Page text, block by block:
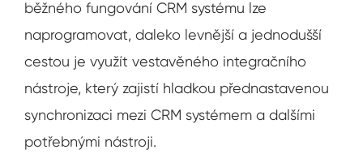
běžného fungování CRM systému lze
naprogramovat, daleko levnější a jednodušší
cestou je využít vestavěného integračního
nástroje, který zajistí hladkou přednastavenou
synchronizaci mezi CRM systémem a dalšími
potřebnými nástroji.